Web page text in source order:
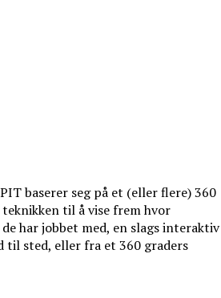
baserer seg på et (eller flere) 360
til å vise frem hvor
har jobbet med, en slags interaktiv
til sted, eller fra et 360 graders